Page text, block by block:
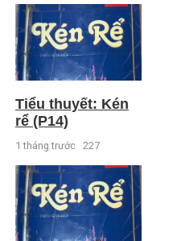
Tiểu thuyết: Kén
rể (P14)
1 tháng trước 227